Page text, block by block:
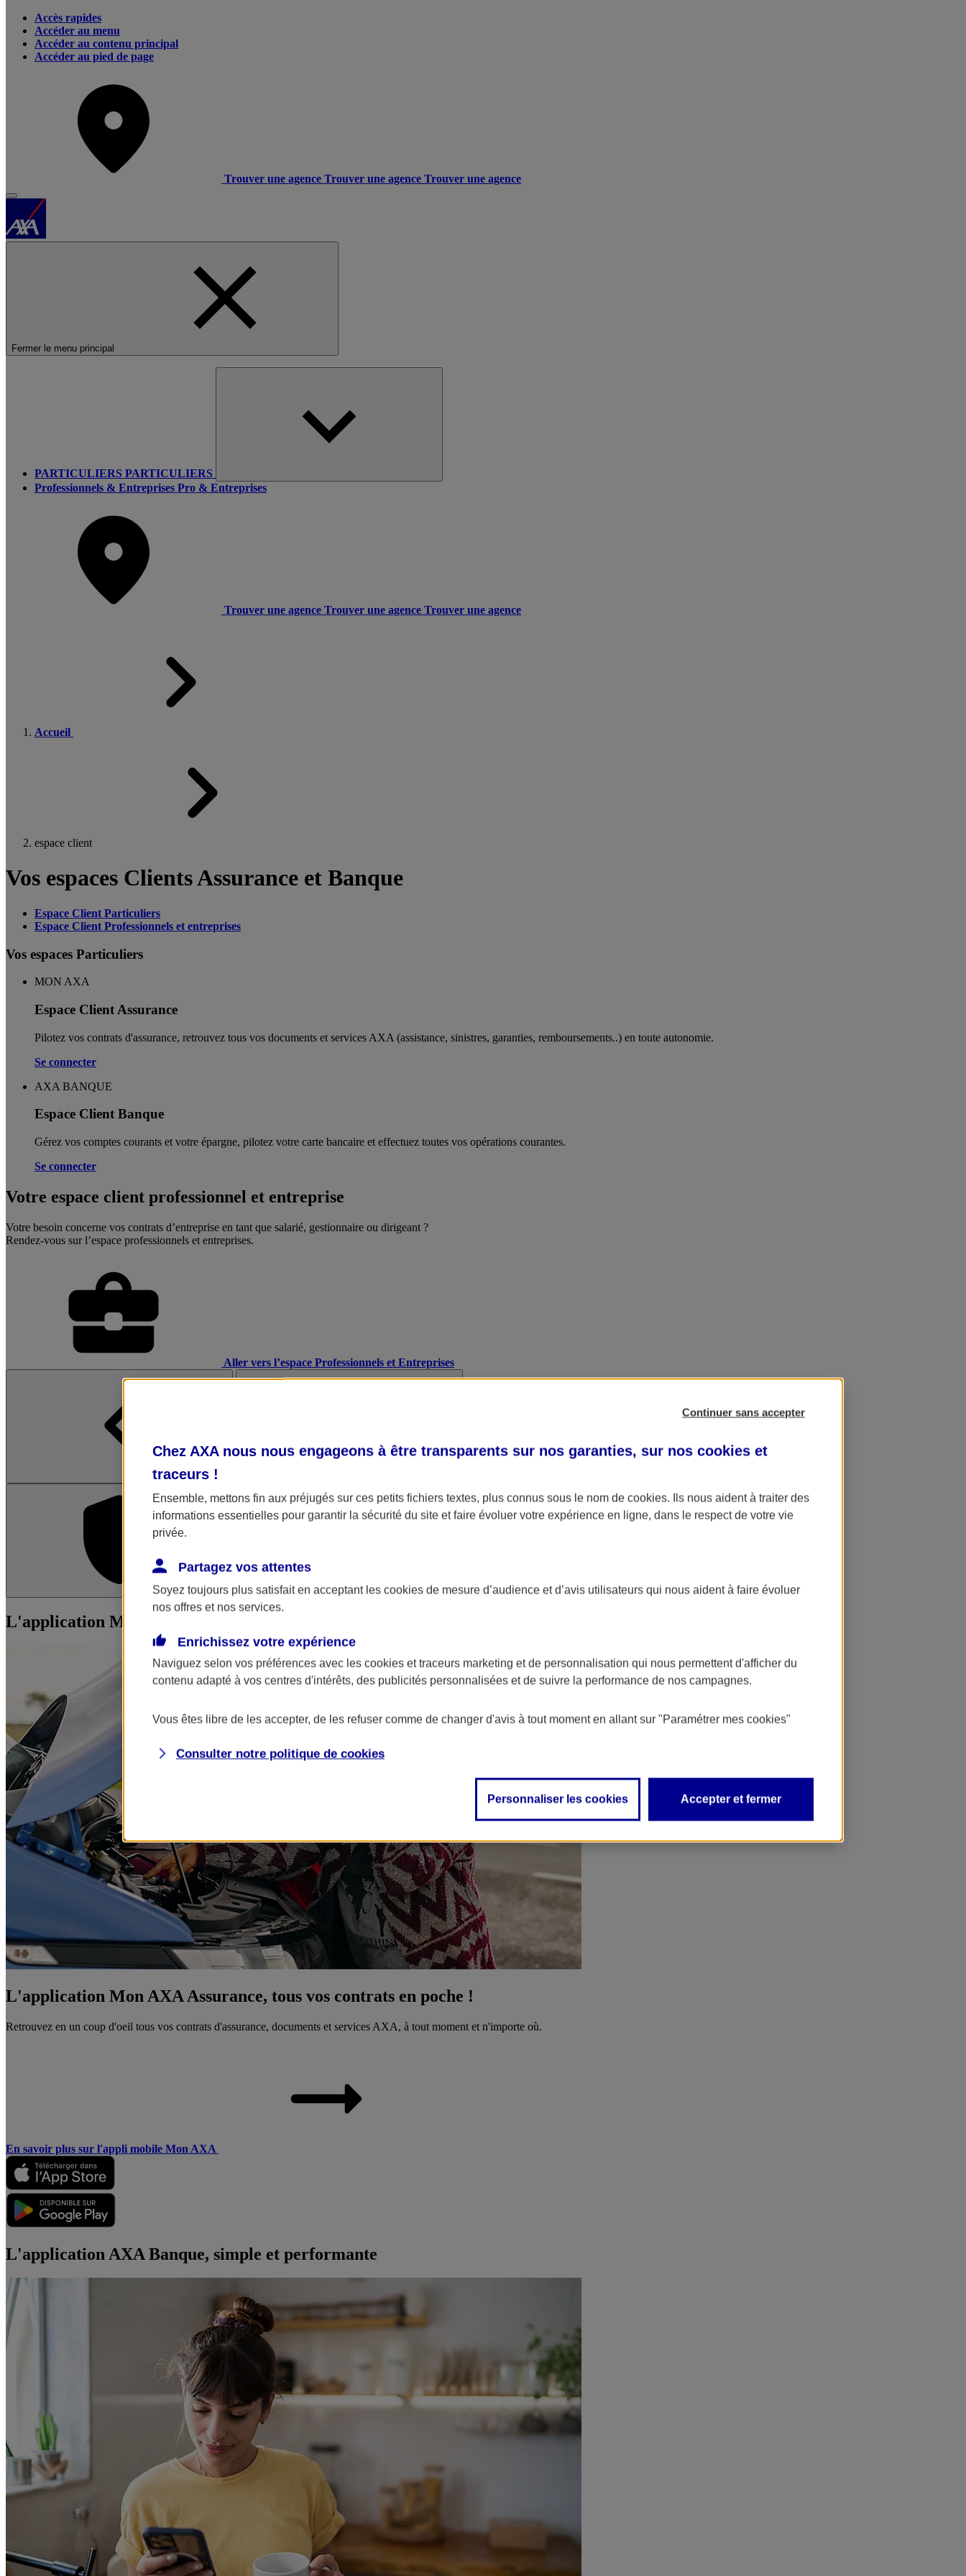
Accès rapides
Accéder au menu
Accéder au contenu principal
Accéder au pied de page
Trouver une agence Trouver une agence Trouver une agence
Fermer le menu principal
PARTICULIERS PARTICULIERS
Professionnels & Entreprises Pro & Entreprises
Trouver une agence Trouver une agence Trouver une agence
Accueil
espace client
Vos espaces Clients Assurance et Banque
Espace Client Particuliers
Espace Client Professionnels et entreprises
Vos espaces Particuliers
MON AXA
Espace Client Assurance
Pilotez vos contrats d'assurance, retrouvez tous vos documents et services AXA (assistance, sinistres, garanties, remboursements..) en toute autonomie. ​
Se connecter
AXA BANQUE
Espace Client Banque
Gérez vos comptes courants et votre épargne, pilotez votre carte bancaire et effectuez toutes vos opérations courantes.
Se connecter
Votre espace client professionnel et entreprise
Votre besoin concerne vos contrats d’entreprise en tant que salarié, gestionnaire ou dirigeant ?
Rendez-vous sur l’espace professionnels et entreprises.
Aller vers l’espace Professionnels et Entreprises
L'application Mon AXA Assurance L'application AXA Banque
L'application Mon AXA Assurance, tous vos contrats en poche !
L'application Mon AXA Assurance, tous vos contrats en poche !
Retrouvez en un coup d'oeil tous vos contrats d'assurance, documents et services AXA, à tout moment et n'importe où.
En savoir plus sur l'appli mobile Mon AXA
L'application AXA Banque, simple et performante
Continuer sans accepter
Chez AXA nous nous engageons à être transparents sur nos garanties, sur nos cookies et
traceurs !
Ensemble, mettons fin aux préjugés sur ces petits fichiers textes, plus connus sous le nom de cookies. Ils nous aident à traiter des
informations essentielles pour garantir la sécurité du site et faire évoluer votre expérience en ligne, dans le respect de votre vie
privée.
Partagez vos attentes
Soyez toujours plus satisfait en acceptant les cookies de mesure d’audience et d’avis utilisateurs qui nous aident à faire évoluer
nos offres et nos services.
Enrichissez votre expérience
Naviguez selon vos préférences avec les cookies et traceurs marketing et de personnalisation qui nous permettent d'afficher du
contenu adapté à vos centres d'intérêts, des publicités personnalisées et de suivre la performance de nos campagnes.
Vous êtes libre de les accepter, de les refuser comme de changer d'avis à tout moment en allant sur "Paramétrer mes cookies"
Consulter notre politique de cookies
Personnaliser les cookies Accepter et fermer